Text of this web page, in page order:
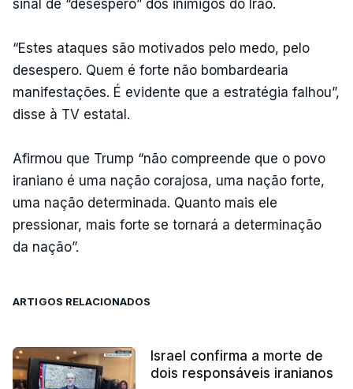
sinal de “desespero” dos inimigos do Irão.
“Estes ataques são motivados pelo medo, pelo
desespero. Quem é forte não bombardearia
manifestações. É evidente que a estratégia falhou”,
disse à TV estatal.
Afirmou que Trump “não compreende que o povo
iraniano é uma nação corajosa, uma nação forte,
uma nação determinada. Quanto mais ele
pressionar, mais forte se tornará a determinação
da nação”.
ARTIGOS RELACIONADOS
Israel confirma a morte de
dois responsáveis iranianos